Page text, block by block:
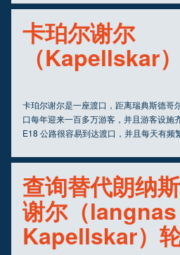
卡珀尔谢尔
（Kapellskar
卡珀尔谢尔是一座渡口，距离瑞典斯德哥
口每年迎来一百多万游客，并且游客设施
E18 公路很容易到达渡口，并且每天有频
查询替代朗纳
谢尔（
Kapellskar）